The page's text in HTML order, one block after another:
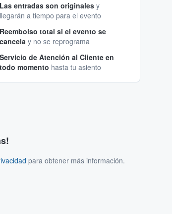
Las entradas son originales y
llegarán a tiempo para el evento
Reembolso total si el evento se
cancela y no se reprograma
Servicio de Atención al Cliente en
todo momento hasta tu asiento
para obtener más información.